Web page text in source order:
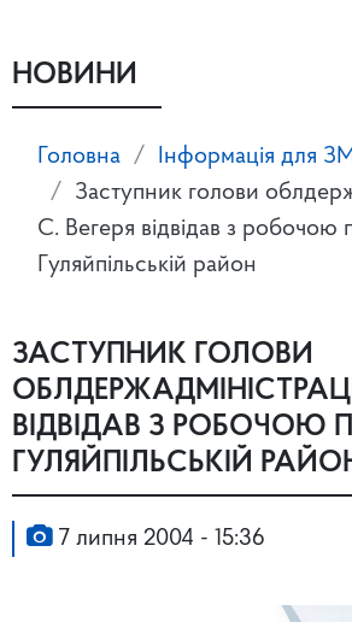
НОВИНИ
Головна Інформація для
Заступник голови
С. Вегеря відвідав з робочою
Гуляйпільській район
ЗАСТУПНИК ГОЛОВИ
ВІДВІДАВ З РОБОЧОЮ
ГУЛЯЙПІЛЬСЬКІЙ
7 липня 2004 - 15:36